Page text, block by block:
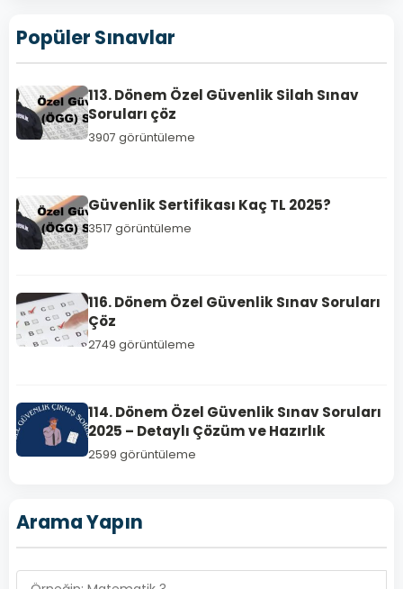
SİLAH
SINAV
SORULARI
Dönem
Özel
Güvenlik
Soruları
çöz
Güvenlik
Silah
Sınav
Popüler Sınavlar
113. Dönem Özel Güvenlik Silah Sınav
Soruları çöz
3907 görüntüleme
Güvenlik Sertifikası Kaç TL 2025?
3517 görüntüleme
116. Dönem Özel Güvenlik Sınav Soruları
Çöz
2749 görüntüleme
114. Dönem Özel Güvenlik Sınav Soruları
2025 – Detaylı Çözüm ve Hazırlık
2599 görüntüleme
Arama Yapın